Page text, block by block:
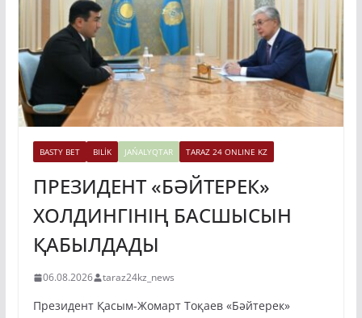
BASTY BET BILİK JAŃALYQTAR TARAZ 24 ONLINE KZ
ПРЕЗИДЕНТ «БӘЙТЕРЕК»
ХОЛДИНГІНІҢ БАСШЫСЫН
ҚАБЫЛДАДЫ
06.08.2026 taraz24kz_news
Президент Қасым-Жомарт Тоқаев «Бәйтерек»